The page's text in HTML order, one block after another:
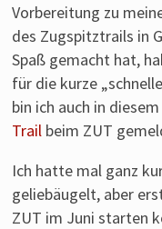
Vorbereitung zu
des Zugspitztrails in
Spaß gemacht hat,
für die kurze
bin ich auch in
Trail beim ZUT
Ich hatte mal ganz
geliebäugelt, aber
ZUT im Juni starten